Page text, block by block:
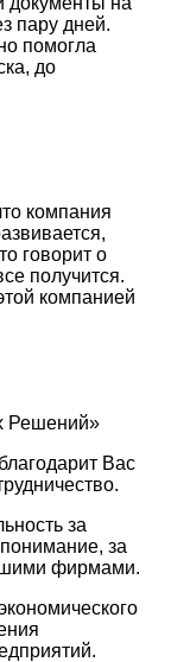
пару дней.
помогла
до
компания
говорит о
получится.
компанией
Решений»
Вас
за
за
фирмами.